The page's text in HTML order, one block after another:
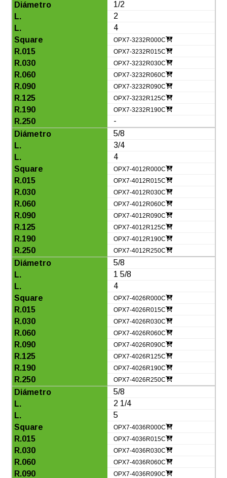
1/2
2
4
OPX7-3232R000C
OPX7-3232R015C
OPX7-3232R030C
OPX7-3232R060C
OPX7-3232R090C
OPX7-3232R125C
OPX7-3232R190C
-
5/8
3/4
4
OPX7-4012R000C
OPX7-4012R015C
OPX7-4012R030C
OPX7-4012R060C
OPX7-4012R090C
OPX7-4012R125C
OPX7-4012R190C
OPX7-4012R250C
5/8
1 5/8
4
OPX7-4026R000C
OPX7-4026R015C
OPX7-4026R030C
OPX7-4026R060C
OPX7-4026R090C
OPX7-4026R125C
OPX7-4026R190C
OPX7-4026R250C
5/8
2 1/4
5
OPX7-4036R000C
OPX7-4036R015C
OPX7-4036R030C
OPX7-4036R060C
OPX7-4036R090C